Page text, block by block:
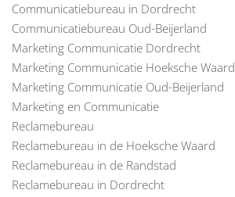
Communicatiebureau in Dordrecht
Communicatiebureau Oud-Beijerland
Marketing Communicatie Dordrecht
Marketing Communicatie Hoeksche Waard
Marketing Communicatie Oud-Beijerland
Marketing en Communicatie
Reclamebureau
Reclamebureau in de Hoeksche Waard
Reclamebureau in de Randstad
Reclamebureau in Dordrecht